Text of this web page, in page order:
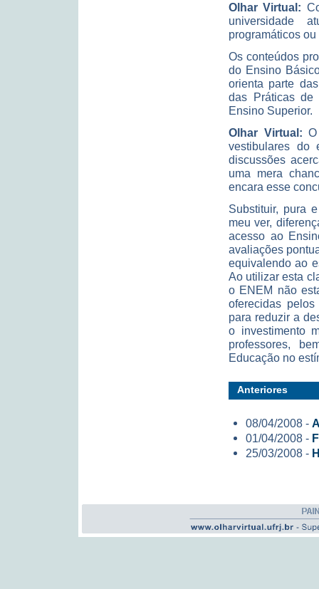
Olhar Virtual:
universidade
programáticos
Os conteúdos
do Ensino
orienta parte
das Práticas de
Ensino Superior.
Olhar Virtual:
vestibulares do
discussões
uma mera
encara esse
Substituir, pura
meu ver,
acesso ao
avaliações
equivalendo ao
Ao utilizar esta
o ENEM não
oferecidas
para reduzir a
o investimento
professores,
Educação no
Anteriores
08/04/2008 -
01/04/2008 -
25/03/2008 -